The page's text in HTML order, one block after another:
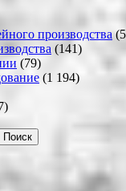
производства
(141)
(79)
(1 194)
Поиск